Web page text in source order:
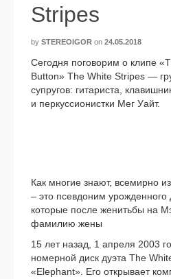
Stripes
by STEREOIGOR on 24.05.2018
Cегодня пого­во­рим о кли­пе
Button» The White Stripes —
супру­гов: гита­ри­ста,
и пер­кус­си­о­нист­ки Мег Уайт.
Как мно­гие зна­ют, все­мир­но
– это псев­до­ним урож­ден­но­го
кото­рые после женить­бы на
фами­лию жены
15 лет назад, 1 апре­ля 2003
номер­ной диск дуэ­та The
«Elephant». Его откры­ва­ет